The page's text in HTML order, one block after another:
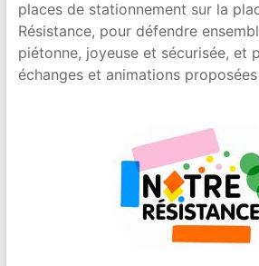
places de stationnement sur la
Résistance, pour défendre
piétonne, joyeuse et sécurisée, et
échanges et animations